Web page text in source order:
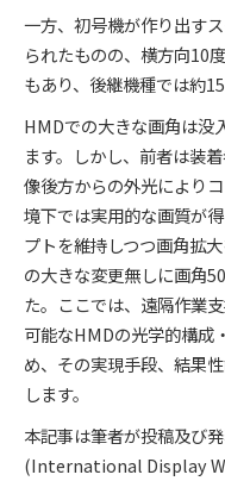
一方、初号機が作り出す
られたものの、横方向10
もあり、後継機種では約
HMDでの大きな画角は没
ます。しかし、前者は装
像後方からの外光により
境下では実用的な画質が
プトを維持しつつ画角拡
の大きな変更無しに画角
た。ここでは、遠隔作業
可能なHMDの光学的構成
め、その実現手段、結果
します。
本記事は筆者が投稿及び
(International Display